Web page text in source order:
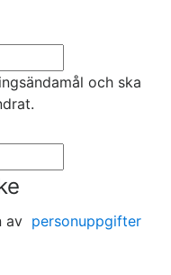
och ska
av personuppgifter